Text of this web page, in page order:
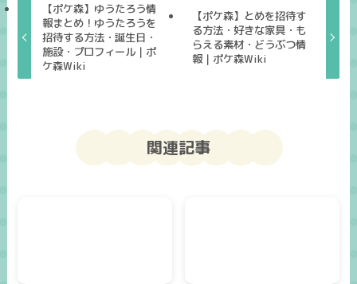
【ポケ森】ゆうたろう情
報まとめ！ゆうたろうを
招待する方法・誕生日・
施設・プロフィール｜ポ
ケ森Wiki
【ポケ森】とめを招待す
る方法・好きな家具・も
らえる素材・どうぶつ情
報｜ポケ森Wiki
関連記事